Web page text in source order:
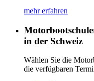
mehr erfahren
in der Schweiz
Wählen Sie die
die verfügbaren